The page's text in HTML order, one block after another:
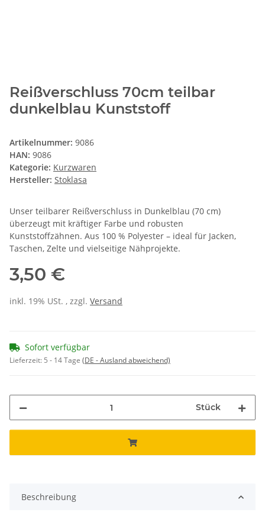
Reißverschluss 70cm teilbar
dunkelblau Kunststoff
Artikelnummer: 9086
HAN: 9086
Kategorie: Kurzwaren
Hersteller: Stoklasa
Unser teilbarer Reißverschluss in Dunkelblau (70 cm)
überzeugt mit kräftiger Farbe und robusten
Kunststoffzähnen. Aus 100 % Polyester – ideal für Jacken,
Taschen, Zelte und vielseitige Nähprojekte.
3,50 €
inkl. 19% USt. , zzgl. Versand
Sofort verfügbar
Lieferzeit: 5 - 14 Tage (DE - Ausland abweichend)
Stück
Beschreibung